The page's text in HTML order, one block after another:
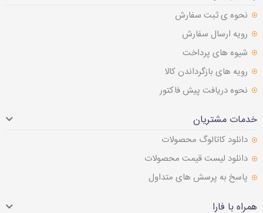
نحوه ی ثبت سفارش
رویه ارسال سفارش
شیوه های پرداخت
رویه های بازگرداندن کالا
نحوه دریافت پیش فاکتور
خدمات مشتریان
دانلود کاتالوگ محصولات
دانلود لیست قیمت محصولات
پاسخ به پرسش های متداول
همراه با فارا